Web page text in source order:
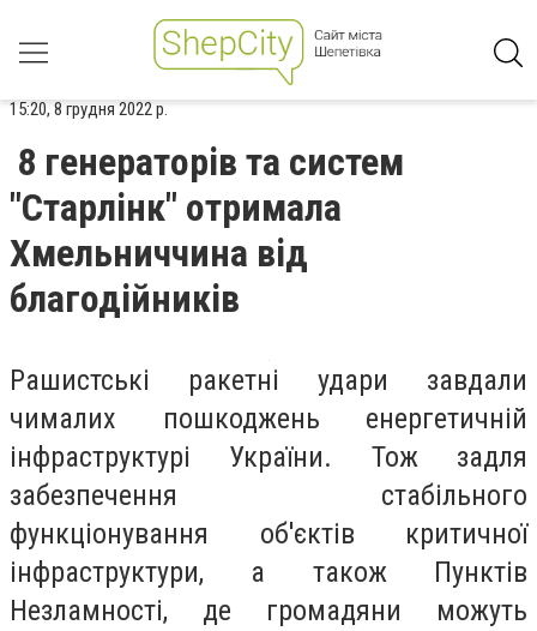
15:20, 8 грудня 2022 р.
8 генераторів та систем
"Старлінк" отримала
Хмельниччина від
благодійників
Рашистські ракетні удари завдали
чималих пошкоджень енергетичній
інфраструктурі України. Тож задля
забезпечення стабільного
функціонування об'єктів критичної
інфраструктури, а також Пунктів
Незламності, де громадяни можуть